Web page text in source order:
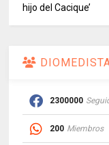
hijo del Cacique’
2300000
200 Miembros